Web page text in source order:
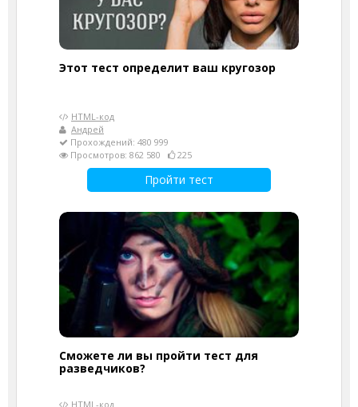
Этот тест определит ваш кругозор
HTML-код
Андрей
Прохождений: 480 999
Просмотров: 862 580
225
Пройти тест
Сможете ли вы пройти тест для
разведчиков?
HTML-код